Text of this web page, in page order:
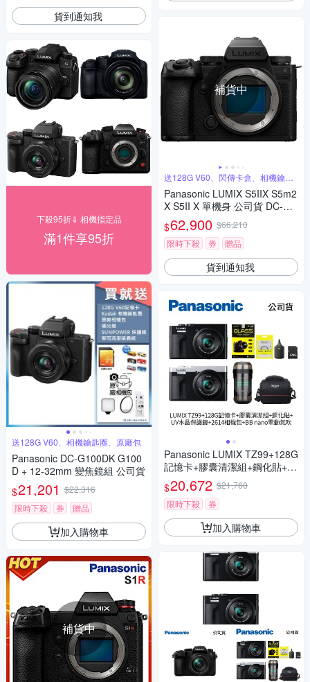
貨到通知我
下殺95折⇓ 相機指定品
滿1件享95折
送128G V60、相機鑰匙圈、原廠包
Panasonic DC-G100DK G100
D + 12-32mm 變焦鏡組 公司貨
$21,201 $22,316
限時下殺
券 贈品
加入購物車
補貨中
補貨中
送128G V60、閃傳卡盒、相機鑰匙
圈
Panasonic LUMIX S5IIX S5m2
X S5II X 單機身 公司貨 DC-S5
M2X
$62,900 $66,210
限時下殺
券 贈品
貨到通知我
Panasonic LUMIX TZ99+128G
記憶卡+膠囊清潔組+鋼化貼+水
晶保護鏡+2614相機包+NITEC
ORE BB nano 迷你電動氣吹
(公司貨)
$20,672 $21,760
限時下殺
券
加入購物車